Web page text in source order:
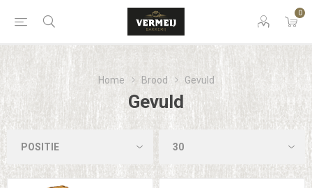
0
Home Brood Gevuld
Gevuld